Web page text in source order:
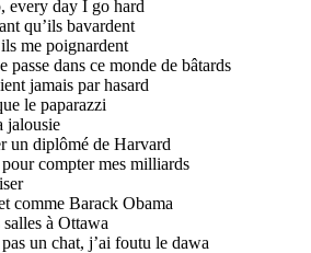
every day I go hard
qu’ils bavardent
me poignardent
passe dans ce monde de bâtards
jamais par hasard
le paparazzi
jalousie
un diplômé de Harvard
compter mes milliards
comme Barack Obama
salles à Ottawa
un chat, j’ai foutu le dawa